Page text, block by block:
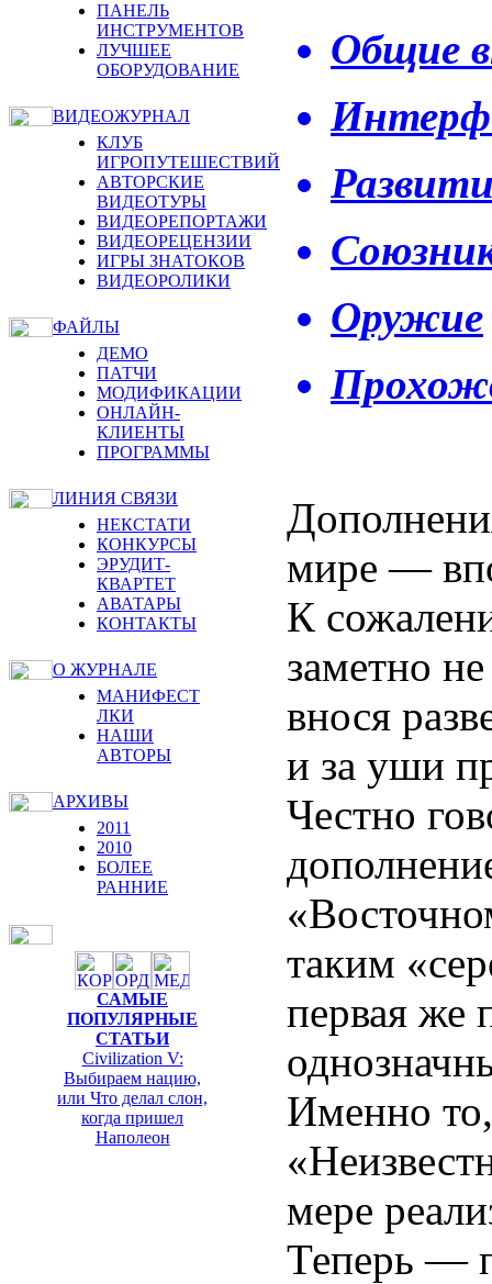
ПАНЕЛЬ
ИНСТРУМЕНТОВ
ЛУЧШЕЕ
ОБОРУДОВАНИЕ
ВИДЕОЖУРНАЛ
КЛУБ
ИГРОПУТЕШЕСТВИЙ
АВТОРСКИЕ
ВИДЕОТУРЫ
ВИДЕОРЕПОРТАЖИ
ВИДЕОРЕЦЕНЗИИ
ИГРЫ ЗНАТОКОВ
ВИДЕОРОЛИКИ
ФАЙЛЫ
ДЕМО
ПАТЧИ
МОДИФИКАЦИИ
ОНЛАЙН-
КЛИЕНТЫ
ПРОГРАММЫ
ЛИНИЯ СВЯЗИ
НЕКСТАТИ
КОНКУРСЫ
ЭРУДИТ-
КВАРТЕТ
АВАТАРЫ
КОНТАКТЫ
О ЖУРНАЛЕ
МАНИФЕСТ
ЛКИ
НАШИ
АВТОРЫ
АРХИВЫ
2011
2010
БОЛЕЕ
РАННИЕ
САМЫЕ
ПОПУЛЯРНЫЕ
СТАТЬИ
Civilization V:
Выбираем нацию,
или Что делал слон,
когда пришел
Наполеон
Общие
Оружие
мире —
К
заметно
внося
и за уши
Честно
таким
первая же
Именно
мере
Теперь —